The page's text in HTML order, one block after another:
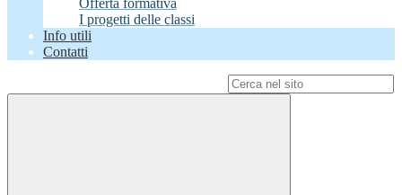
Offerta formativa
I progetti delle classi
Info utili
Contatti